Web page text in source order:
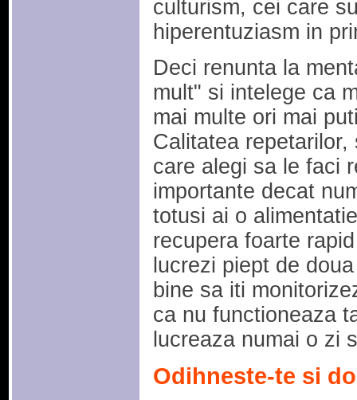
culturism, cei care
hiperentuziasm in
Deci renunta la
mult" si intelege ca
mai multe ori mai
Calitatea
care alegi sa le faci
importante decat
totusi ai o
recupera foarte
lucrezi piept de
bine sa iti
ca nu functioneaza
lucreaza numai o zi
Odihneste-te si